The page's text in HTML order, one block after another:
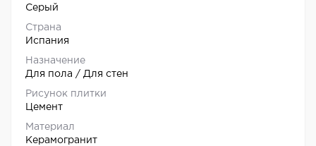
Серый
Страна
Испания
Назначение
Для пола / Для стен
Рисунок плитки
Цемент
Материал
Керамогранит